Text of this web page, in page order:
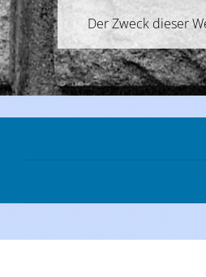
Der Zweck dieser